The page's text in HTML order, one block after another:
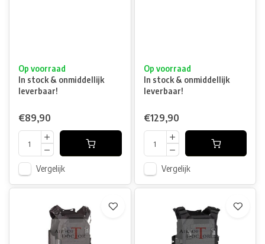
Op voorraad
In stock & onmiddellijk
leverbaar!
€89,90
Vergelijk
Op voorraad
In stock & onmiddellijk
leverbaar!
€129,90
Vergelijk